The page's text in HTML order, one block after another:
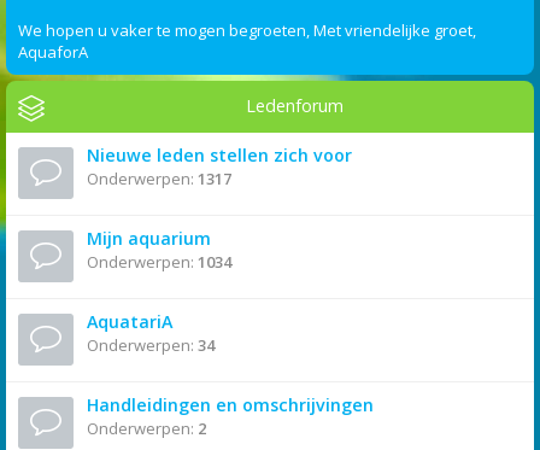
We hopen u vaker te mogen begroeten, Met vriendelijke groet,
AquaforA
Ledenforum
Nieuwe leden stellen zich voor
Onderwerpen: 1317
Mijn aquarium
Onderwerpen: 1034
AquatariA
Onderwerpen: 34
Handleidingen en omschrijvingen
Onderwerpen: 2